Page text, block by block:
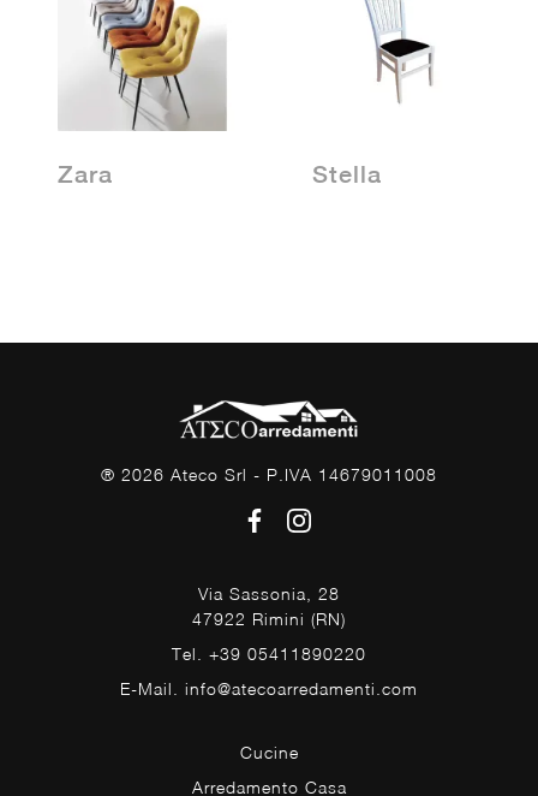
Zara Stella
® 2026 Ateco Srl - P.IVA 14679011008
Via Sassonia, 28
47922 Rimini (RN)
Tel. +39 05411890220
E-Mail. info@atecoarredamenti.com
Cucine
Arredamento Casa